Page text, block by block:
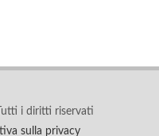
i diritti riservati
sulla privacy